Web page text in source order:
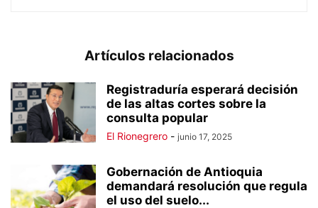
Artículos relacionados
Registraduría esperará decisión
de las altas cortes sobre la
consulta popular
El Rionegrero - junio 17, 2025
Gobernación de Antioquia
demandará resolución que regula
el uso del suelo...